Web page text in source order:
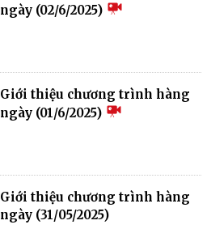
ngày (02/6/2025)
Giới thiệu chương trình hàng
ngày (01/6/2025)
Giới thiệu chương trình hàng
ngày (31/05/2025)